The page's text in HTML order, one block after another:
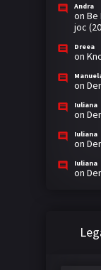
Andra
on Be
joc
Dreea
on
on
Iuliana
on
Iuliana
on
Iuliana
on